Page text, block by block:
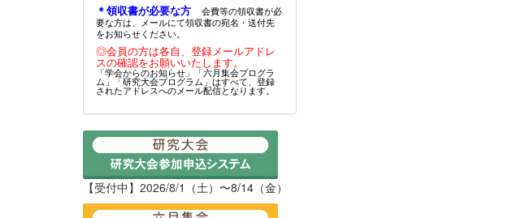
＊領収書が必要な方
会費等の領収書が必
要な方は、メールにて領収書の宛名・送付先
をお知らせください。
◎会員の方は各自、登録メールアドレ
スの確認をお願いいたします。
「学会からのお知らせ」「六月集会プログラ
ム」「研究大会プログラム」はすべて、登録
されたアドレスへのメール配信となります。
【受付中】2026/8/1（土）〜8/14（金）